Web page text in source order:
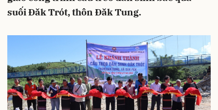
suối Đăk Trót, thôn Đăk Tung.